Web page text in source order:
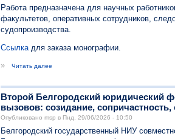
Работа предназначена для научных
факультетов, оперативных сотрудников,
судопроизводства.
Ссылка для заказа монографии.
»
Читать далее
Второй Белгородский юридический
вызовов: созидание, сопричастность,
Опубликовано msp в Пнд, 29/06/2026 - 10:50
Белгородский государственный НИУ